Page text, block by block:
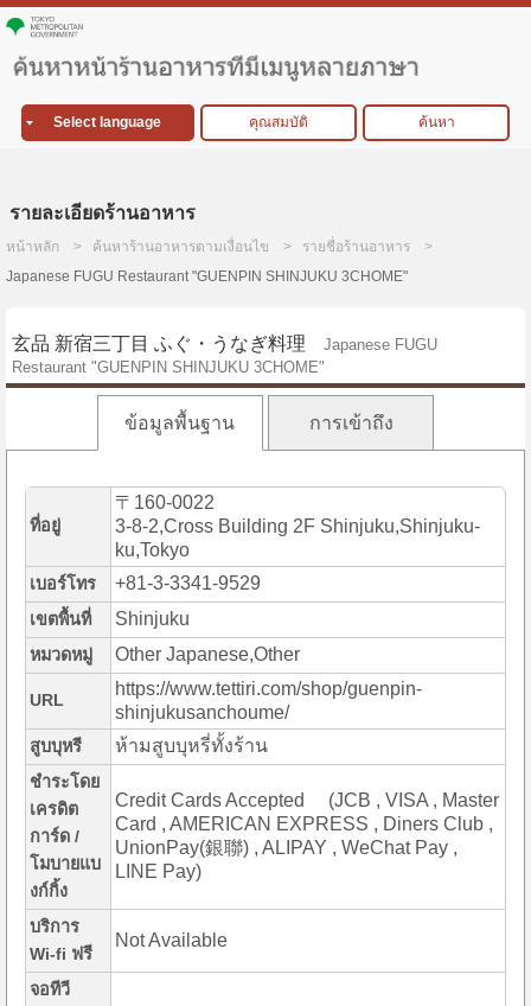
Select language คุณสมบัติ ค้นหา
รายละเอียดร้านอาหาร
หน้าหลัก ค้นหาร้านอาหารตามเงื่อนไข
รายชื่อร้านอาหาร
Japanese FUGU Restaurant "GUENPIN SHINJUKU 3CHOME"
玄品 新宿三丁目 ふぐ・うなぎ料理
Japanese FUGU
Restaurant "GUENPIN SHINJUKU 3CHOME"
ข้อมูลพื้นฐาน การเข้าถึง
ที่อยู่
〒160-0022
3-8-2,Cross Building 2F Shinjuku,Shinjuku-
ku,Tokyo
เบอร์โทร +81-3-3341-9529
เขตพื้นที่ Shinjuku
หมวดหมู่ Other Japanese,Other
URL
https://www.tettiri.com/shop/guenpin-
shinjukusanchoume/
สูบบุหรี ห้ามสูบบุหรี่ทั้งร้าน
ชำระโดย
เครดิต
การ์ด /
โมบายแบ
งก์กิ้ง
Credit Cards Accepted (JCB , VISA , Master
Card , AMERICAN EXPRESS , Diners Club ,
UnionPay(銀聯) , ALIPAY , WeChat Pay ,
LINE Pay)
บริการ
Wi-fi ฟรี
Not Available
จอทีวี